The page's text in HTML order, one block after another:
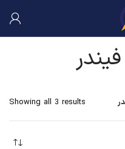
Showing all 3 results